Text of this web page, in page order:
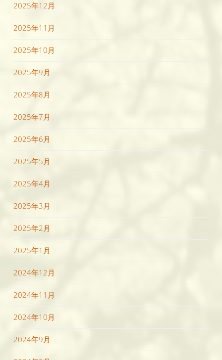
2025年12月
2025年11月
2025年10月
2025年9月
2025年8月
2025年7月
2025年6月
2025年5月
2025年4月
2025年3月
2025年2月
2025年1月
2024年12月
2024年11月
2024年10月
2024年9月